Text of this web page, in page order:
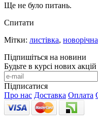
Ще не було питань.
Спитати
Мітки: листівка, новорічна
Підпишіться на новини
Будьте в курсі нових
Підписатися
Про нас Доставка Оплата